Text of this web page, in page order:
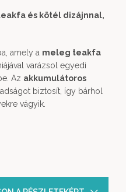
és kötél dizájnnal,
amely a meleg teakfa
varázsol egyedi
Az akkumulátoros
biztosít, így bárhol
vágyik.